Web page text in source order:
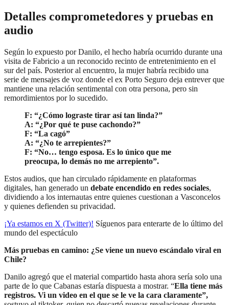
Detalles comprometedores y pruebas en
audio
Según lo expuesto por Danilo, el hecho habría ocurrido durante una
visita de Fabricio a un reconocido recinto de entretenimiento en el
sur del país. Posterior al encuentro, la mujer habría recibido una
serie de mensajes de voz donde el ex Porto Seguro deja entrever que
mantiene una relación sentimental con otra persona, pero sin
remordimientos por lo sucedido.
F: “¿Cómo lograste tirar así tan linda?”
A: “¿Por qué te puse cachondo?”
F: “La cagó”
A: “¿No te arrepientes?”
F: “No… tengo esposa. Es lo único que me
preocupa, lo demás no me arrepiento”.
Estos audios, que han circulado rápidamente en plataformas
digitales, han generado un debate encendido en redes sociales,
dividiendo a los internautas entre quienes cuestionan a Vasconcelos
y quienes defienden su privacidad.
¡Ya estamos en X (Twitter)! Síguenos para enterarte de lo último del
mundo del espectáculo
Más pruebas en camino: ¿Se viene un nuevo escándalo viral en
Chile?
Danilo agregó que el material compartido hasta ahora sería solo una
parte de lo que Cabanas estaría dispuesta a mostrar. “Ella tiene más
registros. Vi un video en el que se le ve la cara claramente”,